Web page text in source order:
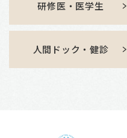
研修医・医学生
人間ドック・健診